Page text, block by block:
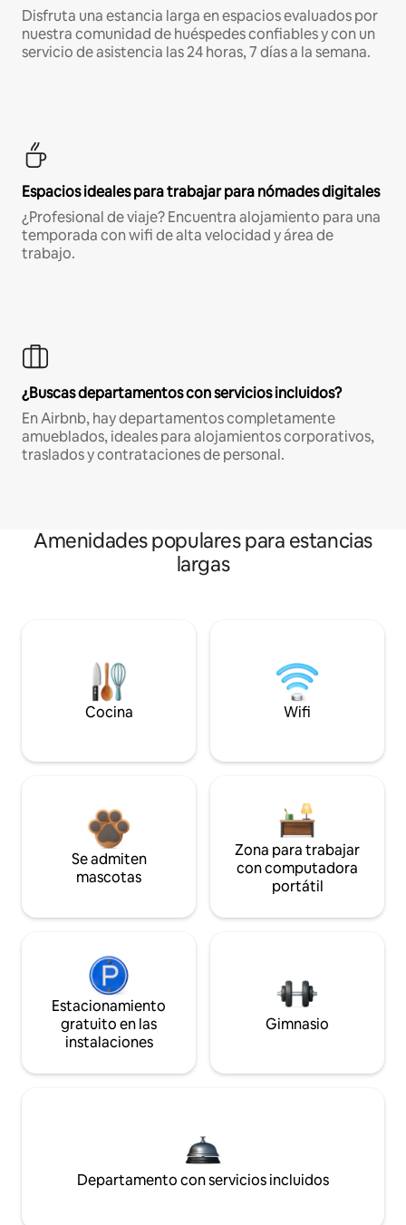
Disfruta una estancia larga en espacios evaluados por
nuestra comunidad de huéspedes confiables y con un
servicio de asistencia las 24 horas, 7 días a la semana.
Espacios ideales para trabajar para nómades digitales
¿Profesional de viaje? Encuentra alojamiento para una
temporada con wifi de alta velocidad y área de
trabajo.
¿Buscas departamentos con servicios incluidos?
En Airbnb, hay departamentos completamente
amueblados, ideales para alojamientos corporativos,
traslados y contrataciones de personal.
Amenidades populares para estancias
largas
Cocina Wifi
Se admiten
mascotas
Zona para trabajar
con computadora
portátil
Estacionamiento
gratuito en las
instalaciones
Gimnasio
Departamento con servicios incluidos